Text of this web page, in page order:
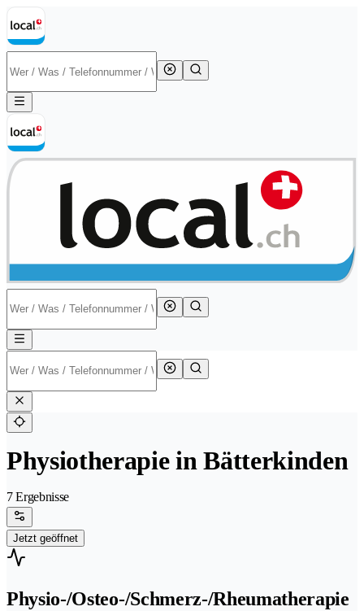
Physiotherapie in Bätterkinden
7 Ergebnisse
Jetzt geöffnet
Physio-/Osteo-/Schmerz-/Rheumatherapie